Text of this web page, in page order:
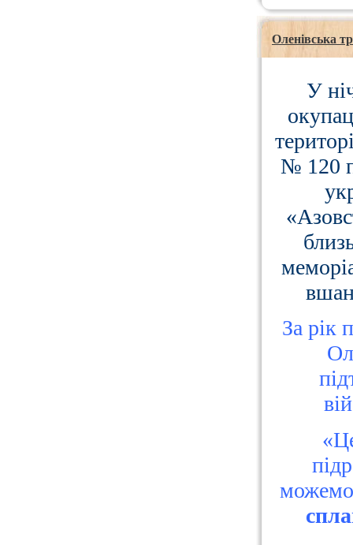
Оленівська
У
№ 120
За рік
можемо